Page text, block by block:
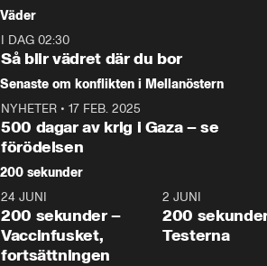
tonårsutvisningarna och hur
Moderaterna ska locka
väljare till valet i höst.
Väder
I DAG 02:30
Så blir vädret där du bor
Senaste om konflikten i Mellanöstern
NYHETER • 17 FEB. 2025
500 dagar av krig i Gaza – se
förödelsen
200 sekunder
5:00
24 JUNI
200 sekunder –
Vaccinfusket,
fortsättningen
2 JUNI
200
Testerna